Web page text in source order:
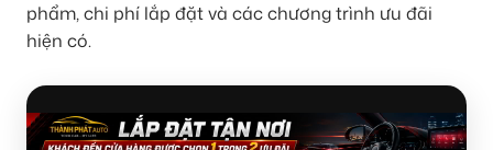
phẩm, chi phí lắp đặt và các chương trình ưu đãi
hiện có.